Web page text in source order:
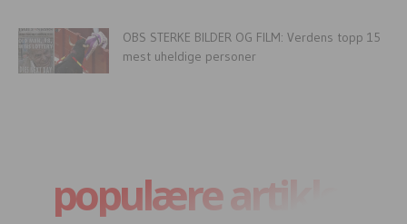
OBS STERKE BILDER OG FILM: Verdens topp 15
mest uheldige personer
populære artikler